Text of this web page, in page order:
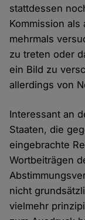
stattdessen
Kommission
mehrmals
zu treten oder
ein Bild zu
allerdings von
Interessant an
Staaten, die
eingebrachte
Wortbeiträgen
nicht
vielmehr